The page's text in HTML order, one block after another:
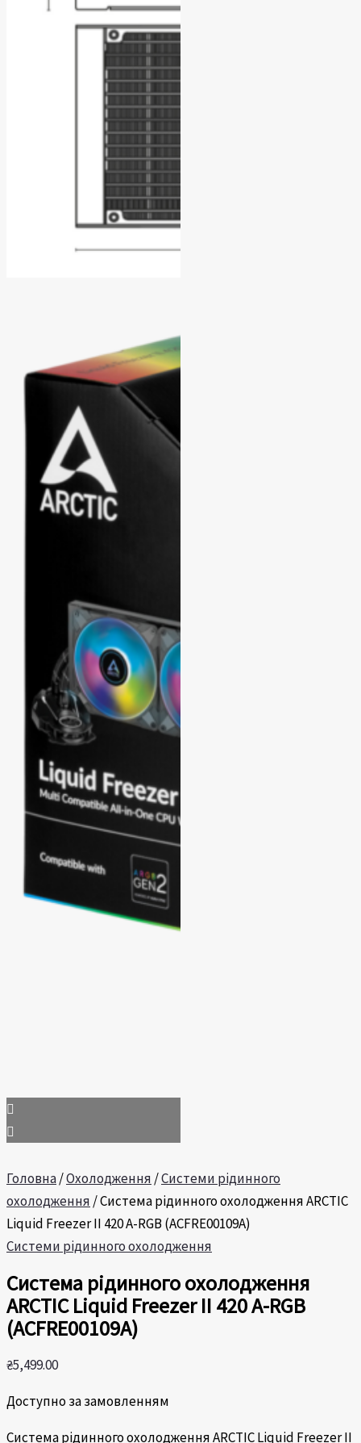
Головна/Охолодження /Системи рідинного
охолодження / Система рідинного охолодження ARCTIC
Liquid Freezer II 420 A-RGB (ACFRE00109A)
Системи рідинного охолодження
Система рідинного охолодження
ARCTIC Liquid Freezer II 420 A-RGB
(ACFRE00109A)
₴5,499.00
Доступно за замовленням
Система рідинного охолодження ARCTIC Liquid Freezer II